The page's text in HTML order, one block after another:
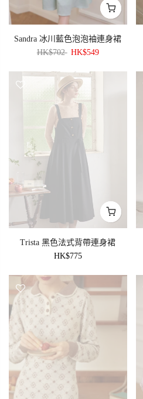
Sandra 冰川藍色泡泡袖連身裙
HK$702 HK$549
Trista 黑色法式背帶連身裙
HK$775